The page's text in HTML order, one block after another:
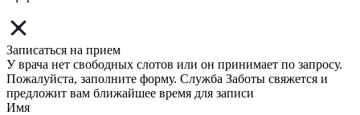
Записаться на прием
У врача нет свободных слотов или он принимает по запросу.
Пожалуйста, заполните форму. Служба Заботы свяжется и
предложит вам ближайшее время для записи
Имя